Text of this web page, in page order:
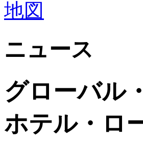
ニュース
グローバル
ホテル・ロ